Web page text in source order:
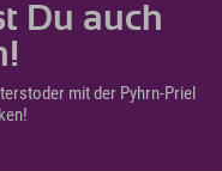
Du auch
mit der Pyhrn-Priel